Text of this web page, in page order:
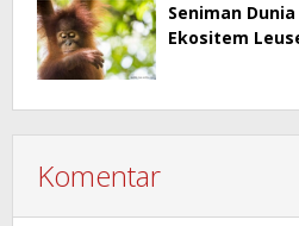
Seniman
Ekositem
Komentar